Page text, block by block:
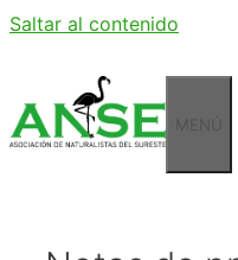
Saltar al contenido